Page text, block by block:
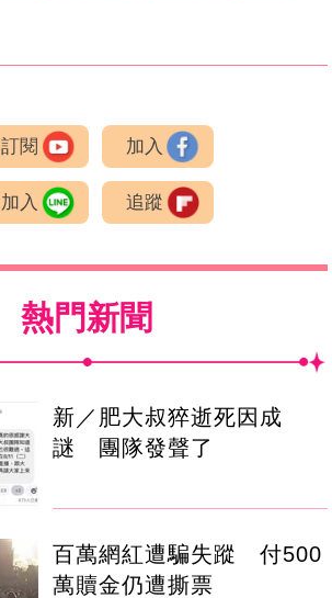
訂閱 加入
加入 追蹤
熱門新聞
新／肥大叔猝逝死因成
謎 團隊發聲了
百萬網紅遭騙失蹤 付500
萬贖金仍遭撕票